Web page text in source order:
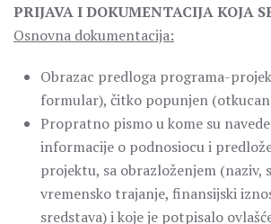
PRIJAVA I DOKUMENTACIJA KOJA
Osnovna dokumentacija:
Obrazac predloga programa-
formular), čitko popunjen
Propratno pismo u kome su
informacije o podnosiocu i
projektu, sa obrazloženjem (naziv,
vremensko trajanje, finansijski
sredstava) i koje je potpisalo